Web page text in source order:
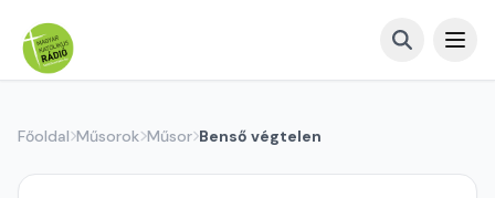
Főoldal Műsorok Műsor Benső végtelen